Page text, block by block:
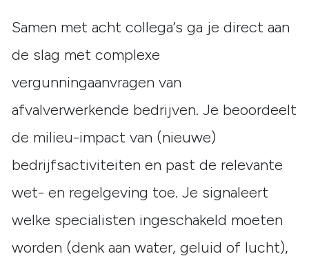
Samen met acht collega’s ga je direct aan
de slag met complexe
vergunningaanvragen van
afvalverwerkende bedrijven. Je beoordeelt
de milieu-impact van (nieuwe)
bedrijfsactiviteiten en past de relevante
wet- en regelgeving toe. Je signaleert
welke specialisten ingeschakeld moeten
worden (denk aan water, geluid of lucht),